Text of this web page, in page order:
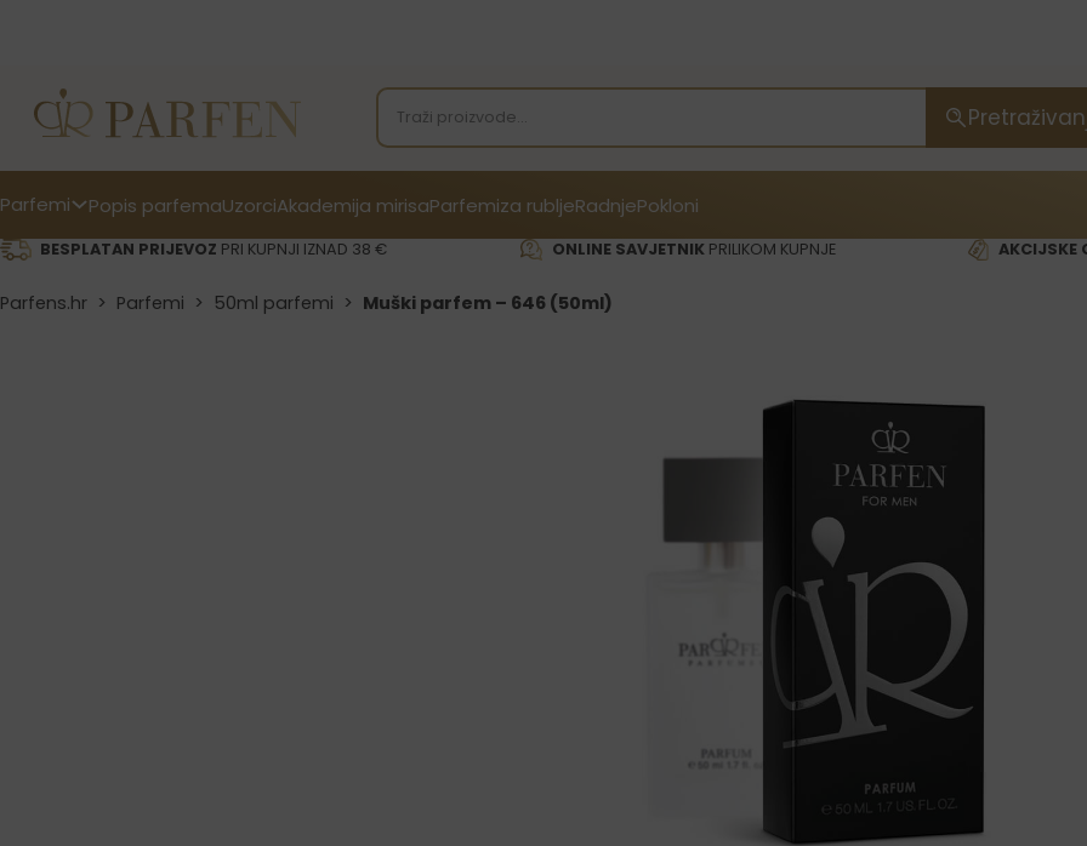
Parfemi Popis parfemaUzorciAkademija mirisaParfemiza rubljeRadnjePokloni
BESPLATAN PRIJEVOZ PRI KUPNJI IZNAD 38 € ONLINE SAVJETNIKPRILIKOM KUPNJE AKCIJSKE
Parfens.hr > Parfemi > 50ml parfemi > Muški parfem – 646 (50ml)